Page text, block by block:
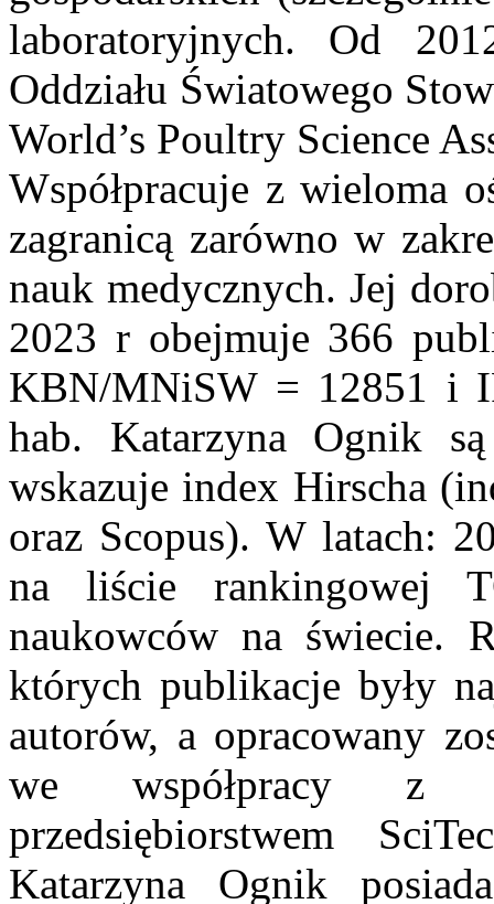
laboratoryjnych. Od
Oddziału Światowego
World’s Poultry Science
Współpracuje z wieloma
zagranicą zarówno w
nauk medycznych. Jej
2023 r obejmuje 366
KBN/MNiSW = 12851 i
hab. Katarzyna Ognik
wskazuje index Hirscha
oraz Scopus). W latach:
na liście rankingowej
naukowców na świecie.
których publikacje były
autorów, a opracowany
we współpracy z
przedsiębiorstwem
Katarzyna Ognik